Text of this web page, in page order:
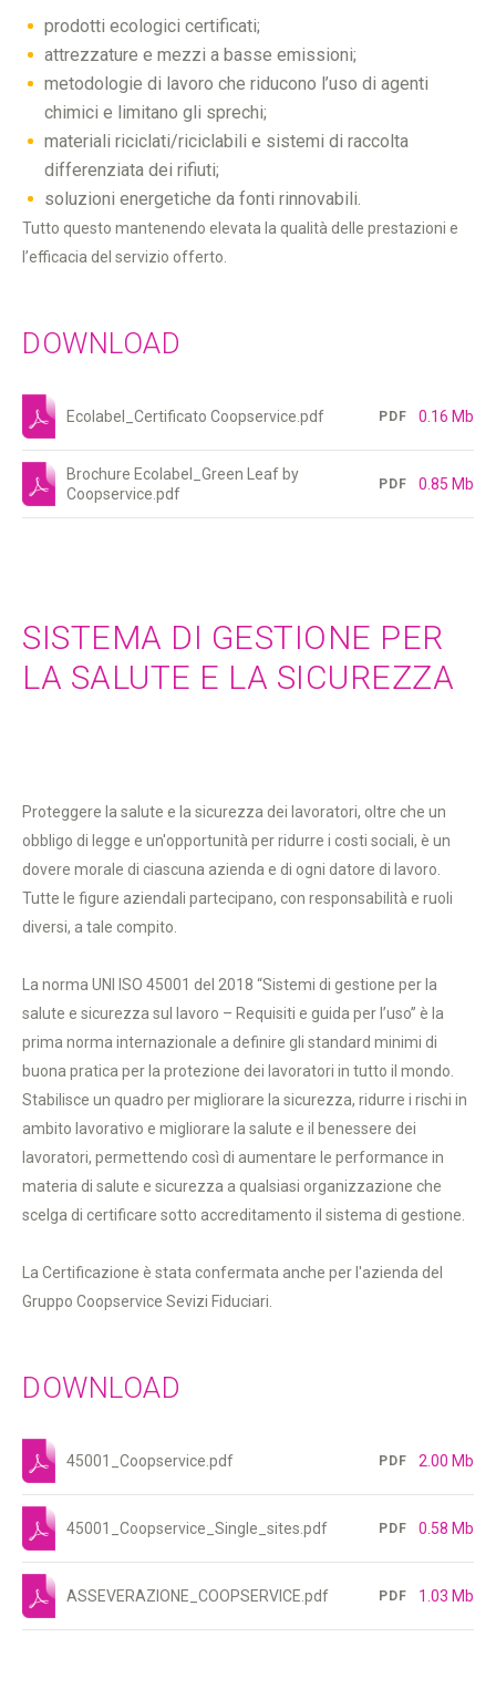
prodotti ecologici certificati;
attrezzature e mezzi a basse emissioni;
metodologie di lavoro che riducono l’uso di agenti
chimici e limitano gli sprechi;
materiali riciclati/riciclabili e sistemi di raccolta
differenziata dei rifiuti;
soluzioni energetiche da fonti rinnovabili.
Tutto questo mantenendo elevata la qualità delle prestazioni e
l’efficacia del servizio offerto.
DOWNLOAD
Ecolabel_Certificato Coopservice.pdf PDF 0.16 Mb
Brochure Ecolabel_Green Leaf by
Coopservice.pdf
PDF 0.85 Mb
SISTEMA DI GESTIONE PER
LA SALUTE E LA SICUREZZA
Proteggere la salute e la sicurezza dei lavoratori, oltre che un
obbligo di legge e un'opportunità per ridurre i costi sociali, è un
dovere morale di ciascuna azienda e di ogni datore di lavoro.
Tutte le figure aziendali partecipano, con responsabilità e ruoli
diversi, a tale compito.
La norma UNI ISO 45001 del 2018 “Sistemi di gestione per la
salute e sicurezza sul lavoro – Requisiti e guida per l’uso” è la
prima norma internazionale a definire gli standard minimi di
buona pratica per la protezione dei lavoratori in tutto il mondo.
Stabilisce un quadro per migliorare la sicurezza, ridurre i rischi in
ambito lavorativo e migliorare la salute e il benessere dei
lavoratori, permettendo così di aumentare le performance in
materia di salute e sicurezza a qualsiasi organizzazione che
scelga di certificare sotto accreditamento il sistema di gestione.
La Certificazione è stata confermata anche per l'azienda del
Gruppo Coopservice Sevizi Fiduciari.
DOWNLOAD
45001_Coopservice.pdf PDF 2.00 Mb
45001_Coopservice_Single_sites.pdf PDF 0.58 Mb
ASSEVERAZIONE_COOPSERVICE.pdf PDF 1.03 Mb